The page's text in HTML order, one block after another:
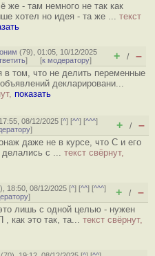
же - там немного не так как
хотел но идея - та же ... текст
(79), 01:05, 10/12/2025
] [к модератору] + / –
в том, что не делить переменные
декларировани...
показать
08/12/2025 [^] [^^] [^^^]
] + / –
даже не в курсе, что С и его
делались с ... текст свёрнут,
), 18:50, 08/12/2025 [^] [^^] [^^^]
] + / –
лишь с одной целью - нужен
как это так, та... текст свёрнут,